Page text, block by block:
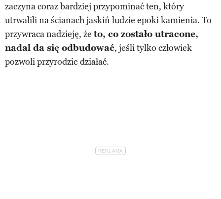
zaczyna coraz bardziej przypominać ten, który
utrwalili na ścianach jaskiń ludzie epoki kamienia. To
przywraca nadzieję, że to, co zostało utracone,
nadal da się odbudować, jeśli tylko człowiek
pozwoli przyrodzie działać.